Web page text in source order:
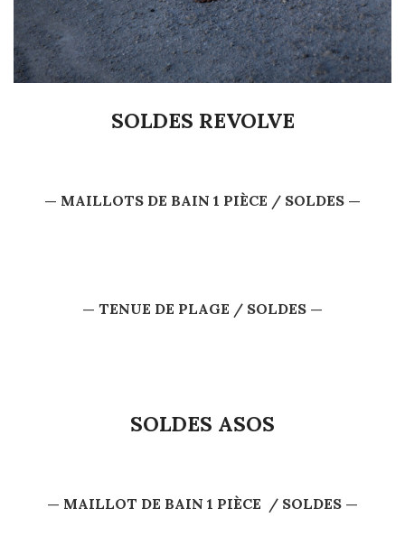
SOLDES REVOLVE
— MAILLOTS DE BAIN 1 PIÈCE / SOLDES —
— TENUE DE PLAGE / SOLDES —
SOLDES ASOS
— MAILLOT DE BAIN 1 PIÈCE / SOLDES —